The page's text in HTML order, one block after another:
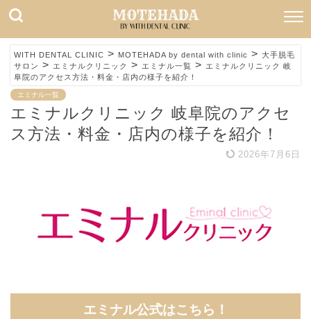
WITH DENTAL CLINIC > MOTEHADA by dental with clinic > 大手脱毛
サロン > エミナルクリニック > エミナル一覧 > エミナルクリニック 岐
阜院のアクセス方法・料金・店内の様子を紹介！
エミナル一覧
エミナルクリニック 岐阜院のアクセ
ス方法・料金・店内の様子を紹介！
2026年7月6日
エミナル公式はこちら！